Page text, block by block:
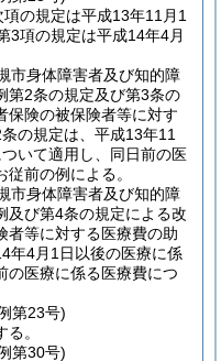
の規定は平成13年11月1
3項の規定は平成14年4月
市身体障害者及び知的障
第2条の規定及び第3条の
保険の被保険者等に対す
の規定は、平成13年11
いて適用し、同日前の医
前の例による。
市身体障害者及び知的障
及び第4条の規定による改
者等に対する医療費の助
年4月1日以後の医療に係
の医療に係る医療費につ
第23号)
。
第30号)